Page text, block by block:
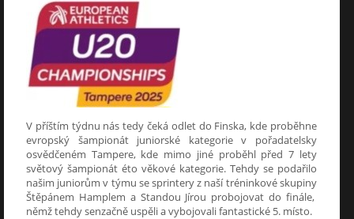
V příštím týdnu nás tedy čeká odlet do Finska, kde proběhne
evropský šampionát juniorské kategorie v pořadatelsky
osvědčeném Tampere, kde mimo jiné proběhl před 7 lety
světový šampionát éto věkové kategorie. Tehdy se podařilo
našim juniorům v týmu se sprintery z naší tréninkové skupiny
Štěpánem Hamplem a Standou Jírou probojovat do finále,
němž tehdy senzačně uspěli a vybojovali fantastické 5. místo.